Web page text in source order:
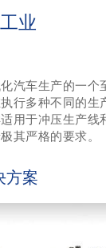
业
汽车生产的一
行多种不同的生
用于冲压生产
其严格的要求。
方案